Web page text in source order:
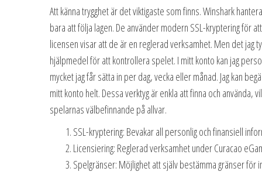
Att känna trygghet är det viktigaste som finns. Winshark
bara att följa lagen. De använder modern SSL-kryptering för
licensen visar att de är en reglerad verksamhet. Men det jag
hjälpmedel för att kontrollera spelet. I mitt konto kan jag
mycket jag får sätta in per dag, vecka eller månad. Jag kan
mitt konto helt. Dessa verktyg är enkla att finna och använda,
spelarnas välbefinnande på allvar.
SSL-kryptering: Bevakar all personlig och finansiell
Licensiering: Reglerad verksamhet under Curacao
Spelgränser: Möjlighet att själv bestämma gränser för